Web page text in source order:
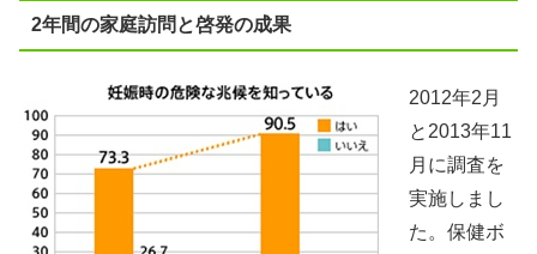
2年間の家庭訪問と啓発の成果
2012年2月
と2013年11
月に調査を
実施しまし
た。保健ボ